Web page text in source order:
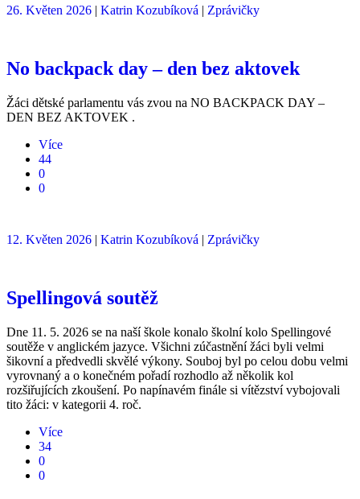
26. Květen 2026 | Katrin Kozubíková | Zprávičky
No backpack day – den bez aktovek
Žáci dětské parlamentu vás zvou na NO BACKPACK DAY –
DEN BEZ AKTOVEK .
Více
44
0
0
12. Květen 2026 | Katrin Kozubíková | Zprávičky
Spellingová soutěž
Dne 11. 5. 2026 se na naší škole konalo školní kolo Spellingové
soutěže v anglickém jazyce. Všichni zúčastnění žáci byli velmi
šikovní a předvedli skvělé výkony. Souboj byl po celou dobu velmi
vyrovnaný a o konečném pořadí rozhodlo až několik kol
rozšiřujících zkoušení. Po napínavém finále si vítězství vybojovali
tito žáci: v kategorii 4. roč.
Více
34
0
0